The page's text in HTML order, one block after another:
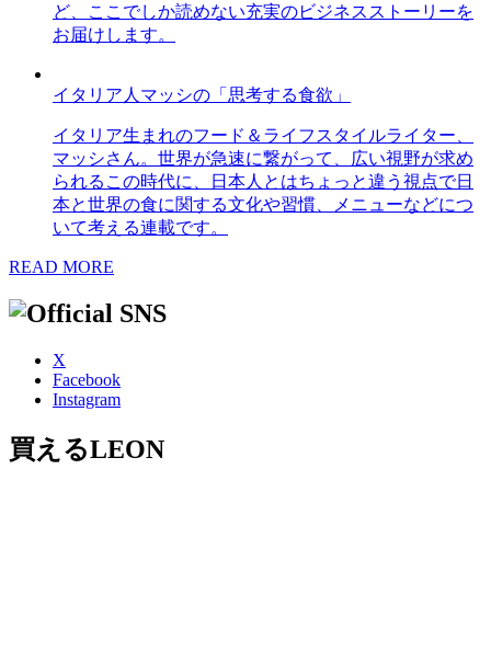
ど、ここでしか読めない充実のビジネスストーリーを
お届けします。
イタリア人マッシの「思考する食欲」
イタリア生まれのフード＆ライフスタイルライター、
マッシさん。世界が急速に繋がって、広い視野が求め
られるこの時代に、日本人とはちょっと違う視点で日
本と世界の食に関する文化や習慣、メニューなどにつ
いて考える連載です。
READ MORE
X
Facebook
Instagram
買えるLEON